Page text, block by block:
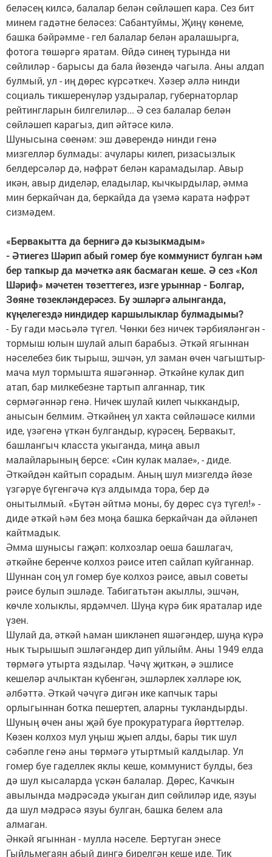
беләсең килсә, балалар белән сөйләшеп кара. Сез бит
минем гадәтне беләсез: Сабантуймы, Җиңү көнеме,
башка бәйрәмме - гел балалар белән аралашырга,
фотога төшәргә яратам. Өйдә синең турында ни
сөйлиләр - барысы да бала йөзендә чагыла. Аны алдап
булмый, ул - иң дөрес күрсәткеч. Хәзер әллә нинди
социаль тикшеренүләр уздыралар, губернаторлар
рейтингларын билгелиләр... Ә сез балалар белән
сөйләшеп карагыз, дип әйтәсе килә.
Шунысына сөенәм: эш дәверендә нинди генә
мизгелләр булмады: ачулары килеп, ризасызлык
белдерсәләр дә, нәфрәт белән карамадылар. Авыр
икән, авыр диделәр, еладылар, кычкырдылар, әмма
мин беркайчан да, беркайда да үземә карата нәфрәт
сизмәдем.
«Бервакытта да бернигә дә кызыкмадым»
- Әтиегез Шәрип абый гомер буе коммунист булган һәм
бер тапкыр да мәчеткә аяк басмаган кеше. Ә сез «Кол
Шәриф» мәчетен төзеттегез, изге урыннар - Болгар,
Зөяне төзекләндерәсез. Бу эшләргә алынганда,
күңелегездә ниндидер каршылыклар булмадымы?
- Бу гади мәсьәлә түгел. Чөнки без ничек тәрбияләнгән -
тормыш юлын шулай алып барабыз. Әткәй ягыннан
нәселебез бик тырыш, эшчән, ул заман өчен чагыштыр­
мача мул тормышта яшәгәннәр. Әткәйне кулак дип
атап, бар милкебезне тартып алганнар, тик
сөрмәгәннәр генә. Ничек шулай килеп чыккандыр,
анысын белмим. Әткәйнең ул хакта сөйләшәсе килми
иде, үзәгенә үткән булгандыр, күрәсең. Бервакыт,
башлангыч класста укыганда, миңа авыл
малайларының берсе: «Син кулак малае», - диде.
Әткәйдән кайтып сорадым. Аның шул мизгелдә йөзе
үзгәрүе бүгенгәчә күз алдымда тора, бер дә
онытылмый. «Бүтән әйтмә моны, бу дөрес сүз түгел!» -
диде әткәй һәм без моңа башка беркайчан да әйләнеп
кайт­мадык.
Әмма шунысы гаҗәп: колхозлар оеша башлагач,
әткәйне беренче колхоз рәисе итеп сайлап куйганнар.
Шуннан соң ул гомер буе колхоз рәисе, авыл советы
рәисе булып эшләде. Табигатьтән акыллы, эшчән,
көчле холык­лы, ярдәмчел. Шуңа күрә бик яраталар иде
үзен.
Шулай да, әткәй һаман шикләнеп яшәгәндер, шуңа күрә
нык тырышып эшләгәндер дип уйлыйм. Аны 1949 елда
төрмәгә утырта яздылар. Чәчү җиткән, ә эшлисе
кешеләр ачлыктан күбенгән, эшләрлек хәлләре юк,
әлбәттә. Әткәй чәчүгә дигән ике капчык тары
орлыгыннан ботка пешертеп, аларны тукландырды.
Шуның өчен аны җәй буе прокуратурага йөрттеләр.
Көзен колхоз мул уңыш җыеп алды, бары тик шул
сәбәпле генә аны төрмәгә утыртмый калдылар. Ул
гомер буе гаделлек яклы кеше, коммунист булды, без
дә шул кысаларда үскән балалар. Дөрес, Качкын
авылында мәдрәсәдә укыган дип сөйлиләр иде, язуы
да шул мәдрәсә язуы булган, башка белем ала
алмаган.
Әнкәй ягыннан - мулла нәселе. Бертуган энесе
Гыйльмегаян абый дингә бирелгән кеше иде. Тик